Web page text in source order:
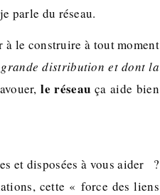
parle du réseau.
à le construire à tout moment
distribution et dont la
le réseau ça aide bien
et disposées à vous aider ?
cette « force des liens